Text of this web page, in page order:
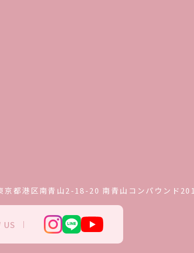
京都港区南青山2-18-20 南青山コンパウンド201
US